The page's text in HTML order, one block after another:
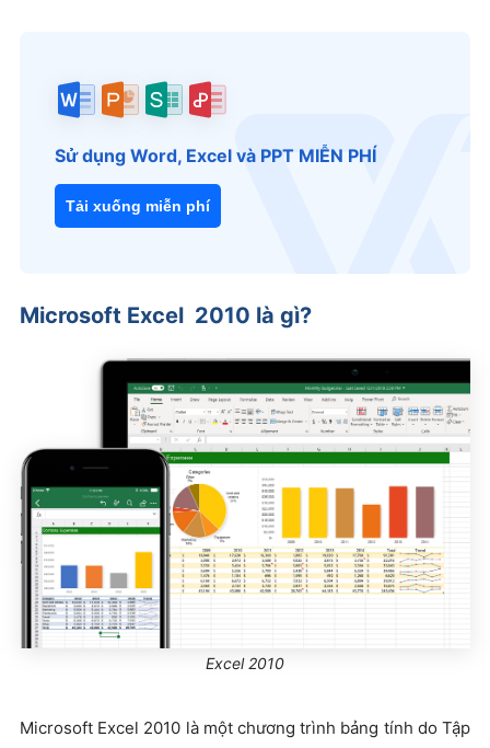
Sử dụng Word, Excel và PPT MIỄN PHÍ
Tải xuống miễn phí
Microsoft Excel 2010 là gì?
Excel 2010
Microsoft Excel 2010 là một chương trình bảng tính do Tập